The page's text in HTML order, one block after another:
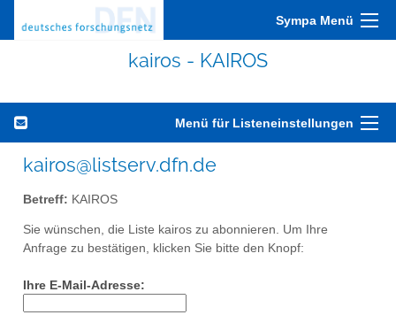
Sympa Menü
kairos - KAIROS
Menü für Listeneinstellungen
kairos@listserv.dfn.de
Betreff: KAIROS
Sie wünschen, die Liste kairos zu abonnieren. Um Ihre
Anfrage zu bestätigen, klicken Sie bitte den Knopf:
Ihre E-Mail-Adresse: